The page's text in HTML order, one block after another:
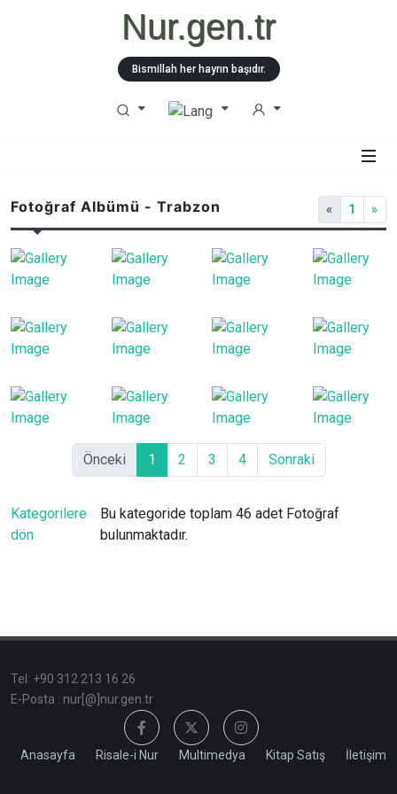
Nur.gen.tr
Bismillah her hayrın başıdır.
Fotoğraf Albümü - Trabzon « 1 »
Önceki 1 2 3 4 Sonraki
Kategorilere
dön
Bu kategoride toplam 46 adet Fotoğraf
bulunmaktadır.
Tel: +90 312 213 16 26
E-Posta : nur[@]nur.gen.tr
Anasayfa Risale-i Nur Multimedya Kitap Satış İletişim